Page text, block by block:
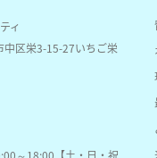
ィ
中区栄3-15-27いちご栄
～18:00【土・日・祝